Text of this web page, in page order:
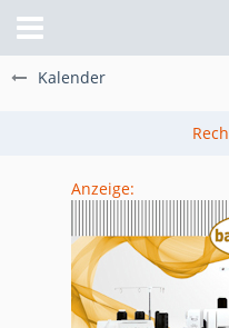
Kalender
Anzeige: